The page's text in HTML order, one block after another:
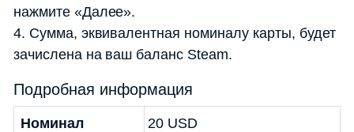
нажмите «Далее».
4. Сумма, эквивалентная номиналу карты, будет
зачислена на ваш баланс Steam.
Подробная информация
Номинал 20 USD